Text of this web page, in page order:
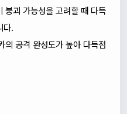
붕괴 가능성을 고려할 때 다득
다.
의 공격 완성도가 높아 다득점